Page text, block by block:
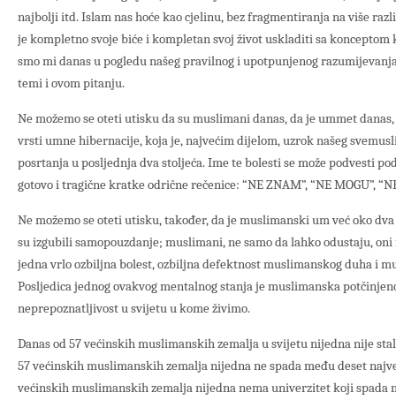
najbolji itd. Islam nas hoće kao cjelinu, bez fragmentiranja na više
je kompletno svoje biće i kompletan svoj život uskladiti sa
smo mi danas u pogledu našeg pravilnog i upotpunjenog
temi i ovom pitanju.
Ne možemo se oteti utisku da su muslimani danas, da je ummet
vrsti umne hibernacije, koja je, najvećim dijelom, uzrok našeg
posrtanja u posljednja dva stoljeća. Ime te bolesti se može podvesti
gotovo i tragične kratke odrične rečenice: “NE ZNAM”, “NE MOGU”,
Ne možemo se oteti utisku, također, da je muslimanski um već oko
su izgubili samopouzdanje; muslimani, ne samo da lahko odustaju, oni
jedna vrlo ozbiljna bolest, ozbiljna defektnost muslimanskog duha i
Posljedica jednog ovakvog mentalnog stanja je muslimanska
neprepoznatljivost u svijetu u kome živimo.
Danas od 57 većinskih muslimanskih zemalja u svijetu nijedna nije
57 većinskih muslimanskih zemalja nijedna ne spada među deset
većinskih muslimanskih zemalja nijedna nema univerzitet koji spada